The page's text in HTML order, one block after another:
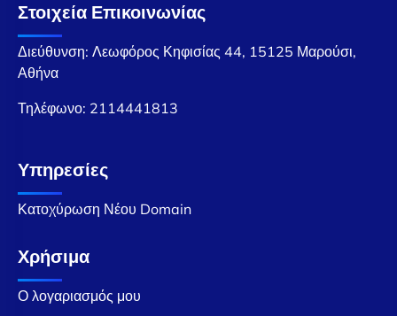
Στοιχεία Επικοινωνίας
Διεύθυνση: Λεωφόρος Κηφισίας 44, 15125 Μαρούσι,
Αθήνα
Τηλέφωνο: 2114441813
Υπηρεσίες
Κατοχύρωση Νέου Domain
Χρήσιμα
Ο λογαριασμός μου